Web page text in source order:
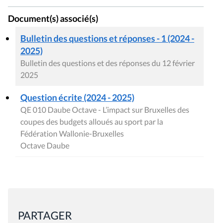
Document(s) associé(s)
Bulletin des questions et réponses - 1 (2024 -
2025)
Bulletin des questions et des réponses du 12 février
2025
Question écrite (2024 - 2025)
QE 010 Daube Octave - L’impact sur Bruxelles des
coupes des budgets alloués au sport par la
Fédération Wallonie-Bruxelles
Octave Daube
PARTAGER